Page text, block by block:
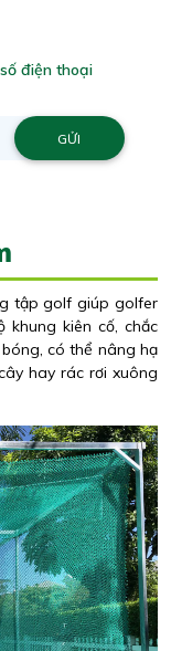
điện thoại
tập golf giúp golfer
khung kiên cố, chắc
có thể nâng hạ
hay rác rơi xuông